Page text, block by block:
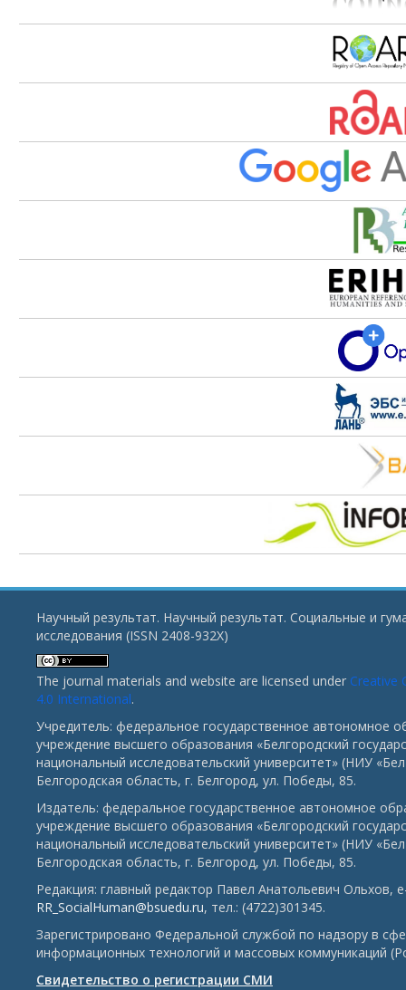
Научный результат. Научный результат. Социальные и
исследования (ISSN 2408-932X)
The journal materials and website are licensed under Creative
4.0 International.
Учредитель: федеральное государственное автономное
учреждение высшего образования «Белгородский
национальный исследовательский университет» (НИУ
Белгородская область, г. Белгород, ул. Победы, 85.
Издатель: федеральное государственное автономное
учреждение высшего образования «Белгородский
национальный исследовательский университет» (НИУ
Белгородская область, г. Белгород, ул. Победы, 85.
Редакция: главный редактор Павел Анатольевич Ольхов,
RR_SocialHuman@bsuedu.ru, тел.: (4722)301345.
Зарегистрировано Федеральной службой по надзору в
информационных технологий и массовых коммуникаций
Свидетельство о регистрации СМИ